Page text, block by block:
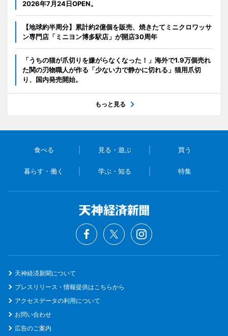
2026年7月24日OPEN。
【地球約半周分】累計約2億個を販売、焼きたてミニクロワッサ
ン専門店「ミニヨン博多駅店」が開店30周年
「うちの猫が爪切りを嫌がらなくなった！」海外で1.9万個売れ
た関の刃物職人が作る「少ない力で静かに切れる」猫用爪切
り、国内発売開始。
もっと見る
食べる 見る・遊ぶ 買う
暮らす・働く 学ぶ・知る 特集
天神経済新聞について
プレスリリース・情報提供はこちらから
アクセスデータの利用について
お問い合わせ
広告のご案内